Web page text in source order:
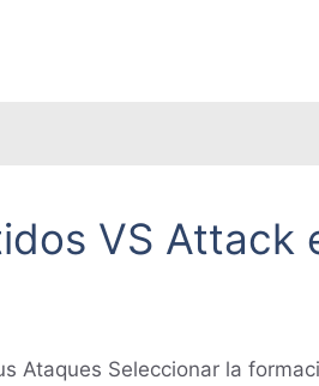
VS Attack
Ataques Seleccionar la